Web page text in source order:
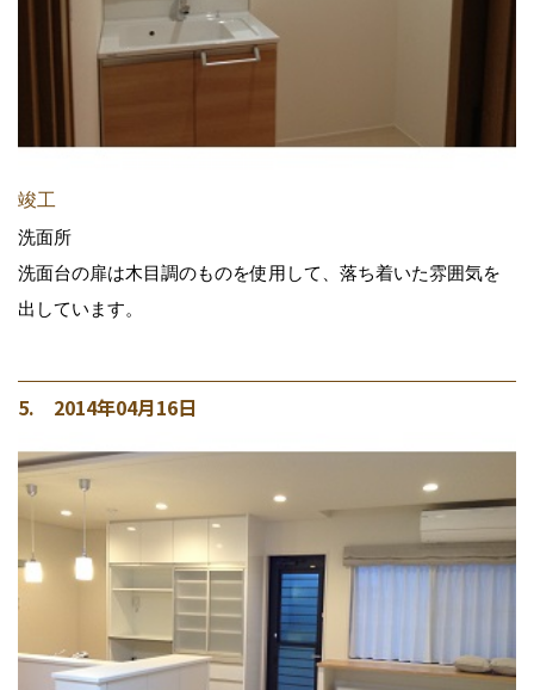
竣工
洗面所
洗面台の扉は木目調のものを使用して、落ち着いた雰囲気を
出しています。
5. 2014年04月16日